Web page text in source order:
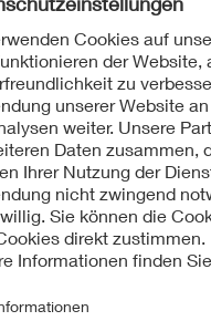
Entwurf
Entwurf